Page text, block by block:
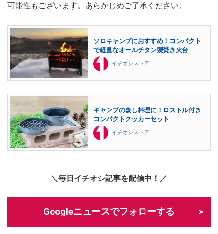
可能性もございます。あらかじめご了承ください。
ソロキャンプにおすすめ！コンパクト
で軽量なオールチタン製焚き火台
イチオシストア
キャンプの蒸し料理に！ロストル付き
コンパクトクッカーセット
イチオシストア
＼毎日イチオシ記事を配信中！／
Googleニュースでフォローする